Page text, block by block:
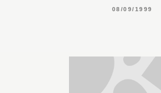
08/09/1999